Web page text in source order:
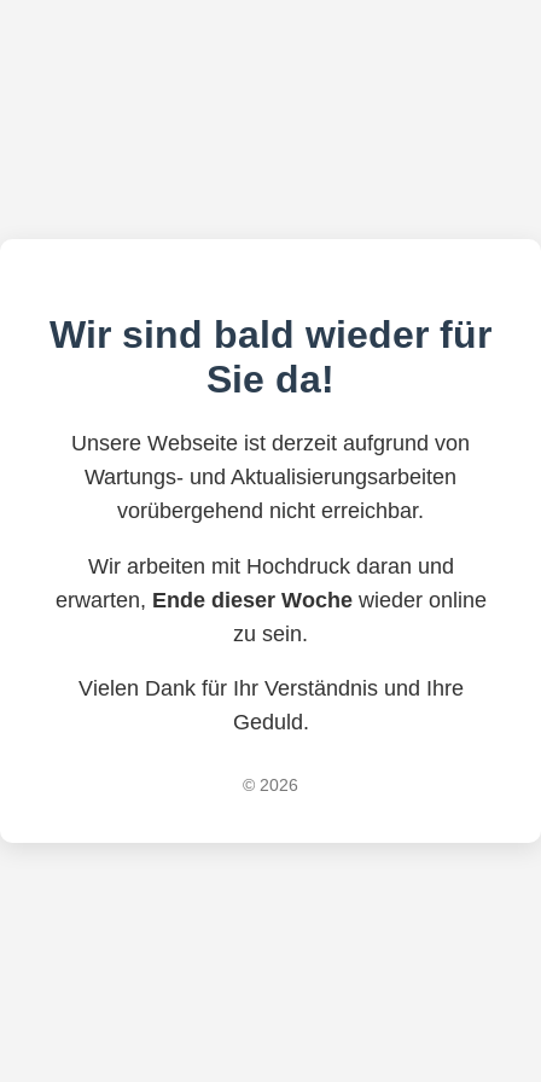
Wir sind bald wieder für
Sie da!
Unsere Webseite ist derzeit aufgrund von
Wartungs- und Aktualisierungsarbeiten
vorübergehend nicht erreichbar.
Wir arbeiten mit Hochdruck daran und
erwarten, Ende dieser Wochewieder online
zu sein.
Vielen Dank für Ihr Verständnis und Ihre
Geduld.
© 2026